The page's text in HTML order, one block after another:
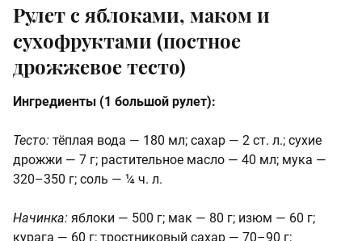
Рулет с яблоками, маком и
сухофруктами (постное
дрожжевое тесто)
Ингредиенты (1 большой рулет):
Тесто: тёплая вода — 180 мл; сахар — 2 ст. л.; сухие
дрожжи — 7 г; растительное масло — 40 мл; мука —
320–350 г; соль — ¼ ч. л.
Начинка: яблоки — 500 г; мак — 80 г; изюм — 60 г;
курага — 60 г; тростниковый сахар — 70–90 г;